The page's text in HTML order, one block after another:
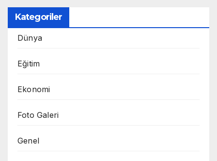
Kategoriler
Dünya
Eğitim
Ekonomi
Foto Galeri
Genel